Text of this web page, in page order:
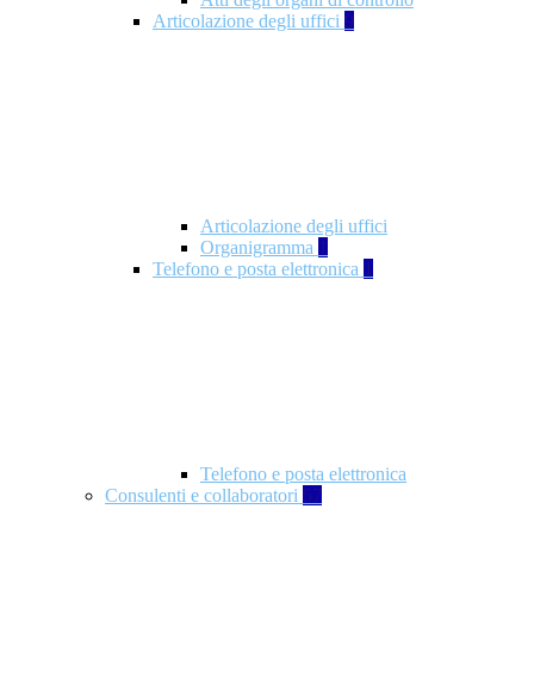
Articolazione degli uffici 9
Articolazione degli uffici
Organigramma 1
Telefono e posta elettronica 1
Telefono e posta elettronica
Consulenti e collaboratori 57